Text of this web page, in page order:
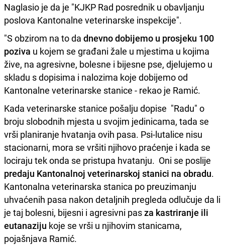
Naglasio je da je "KJKP Rad posrednik u obavljanju
poslova Kantonalne veterinarske inspekcije".
"S obzirom na to da dnevno dobijemo u prosjeku 100
poziva u kojem se građani žale u mjestima u kojima
žive, na agresivne, bolesne i bijesne pse, djelujemo u
skladu s dopisima i nalozima koje dobijemo od
Kantonalne veterinarske stanice - rekao je Ramić.
Kada veterinarske stanice pošalju dopise "Radu" o
broju slobodnih mjesta u svojim jedinicama, tada se
vrši planiranje hvatanja ovih pasa. Psi-lutalice nisu
stacionarni, mora se vršiti njihovo praćenje i kada se
lociraju tek onda se pristupa hvatanju. Oni se poslije
predaju Kantonalnoj veterinarskoj stanici na obradu.
Kantonalna veterinarska stanica po preuzimanju
uhvaćenih pasa nakon detaljnih pregleda odlučuje da li
je taj bolesni, bijesni i agresivni pasza kastriranje ili
eutanaziju koje se vrši u njihovim stanicama,
pojašnjava Ramić.